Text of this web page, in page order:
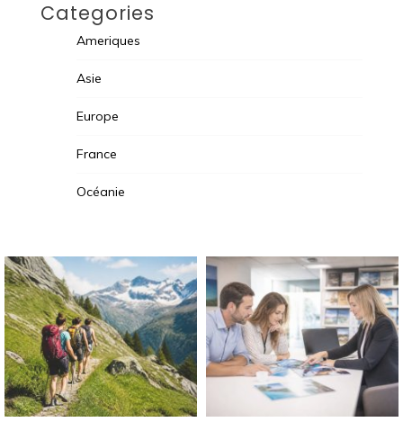
Categories
Ameriques
Asie
Europe
France
Océanie